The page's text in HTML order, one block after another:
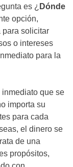
es ¿ Dónde
opción,
para solicitar
o intereses
para la
que se
importa su
para cada
el dinero se
de una
propósitos,